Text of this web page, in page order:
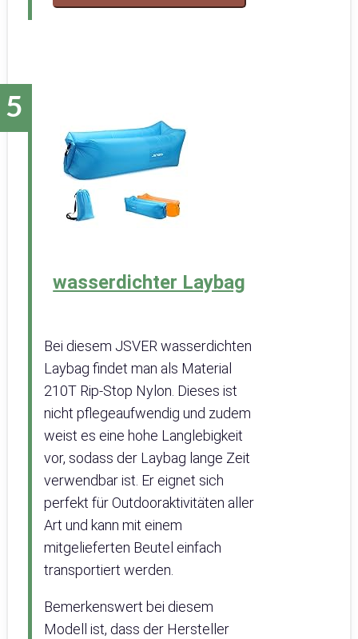
wasserdichter Laybag
Bei diesem JSVER wasserdichten
Laybag findet man als Material
210T Rip-Stop Nylon. Dieses ist
nicht pflegeaufwendig und zudem
weist es eine hohe Langlebigkeit
vor, sodass der Laybag lange Zeit
verwendbar ist. Er eignet sich
perfekt für Outdooraktivitäten aller
Art und kann mit einem
mitgelieferten Beutel einfach
transportiert werden.
Bemerkenswert bei diesem
Modell ist, dass der Hersteller